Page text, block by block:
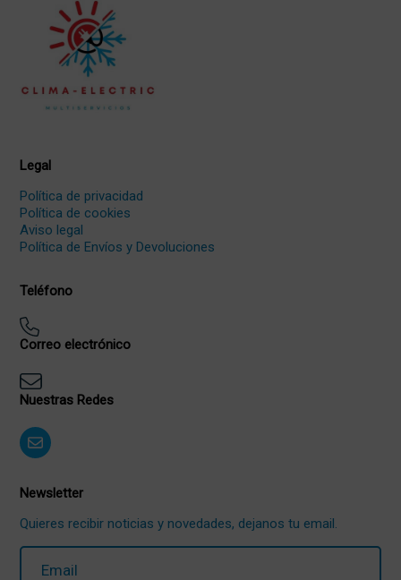
Legal
Política de privacidad
Política de cookies
Aviso legal
Política de Envíos y Devoluciones
Teléfono
Correo electrónico
Nuestras Redes
Newsletter
Quieres recibir noticias y novedades, dejanos tu email.